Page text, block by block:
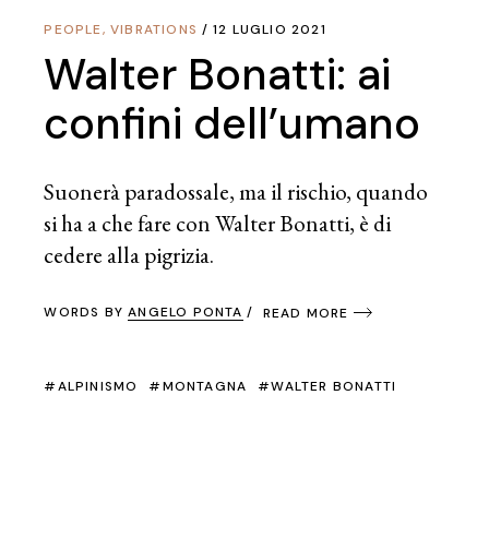
PEOPLE, VIBRATIONS 12 LUGLIO 2021
Walter Bonatti: ai
confini dell’umano
Suonerà paradossale, ma il rischio, quando
si ha a che fare con Walter Bonatti, è di
cedere alla pigrizia.
WORDS BYANGELO PONTA READ MORE
ALPINISMO MONTAGNA WALTER BONATTI